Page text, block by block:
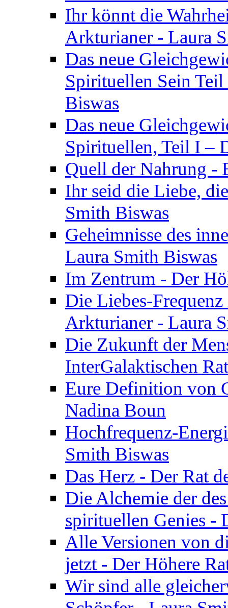
Ihr könnt die
Arkturianer - Laura
Das neue
Spirituellen Sein
Biswas
Das neue
Spirituellen, Teil I –
Quell der Nahrung -
Ihr seid die Liebe,
Smith Biswas
Geheimnisse des
Laura Smith Biswas
Im Zentrum - Der
Die Liebes-
Arkturianer - Laura
Die Zukunft der
InterGalaktischen
Eure Definition von
Nadina Boun
Hochfrequenz-
Smith Biswas
Das Herz - Der Rat
Die Alchemie der
spirituellen Genies -
Alle Versionen von
jetzt - Der Höhere
Wir sind alle